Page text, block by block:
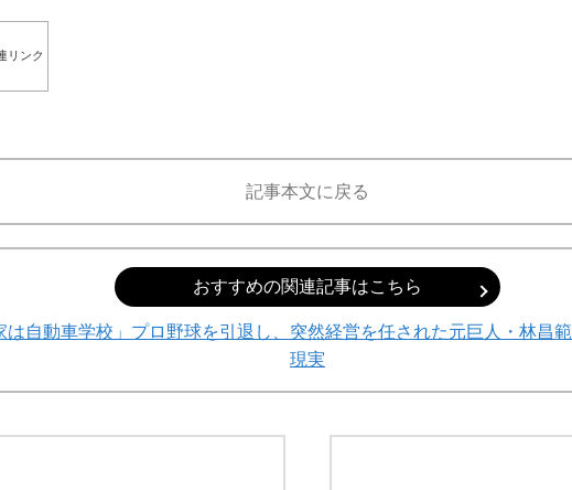
リンク
記事本文に戻る
おすすめの関連記事はこちら
は自動車学校」プロ野球を引退し、突然経営を任された元巨人・林昌
現実